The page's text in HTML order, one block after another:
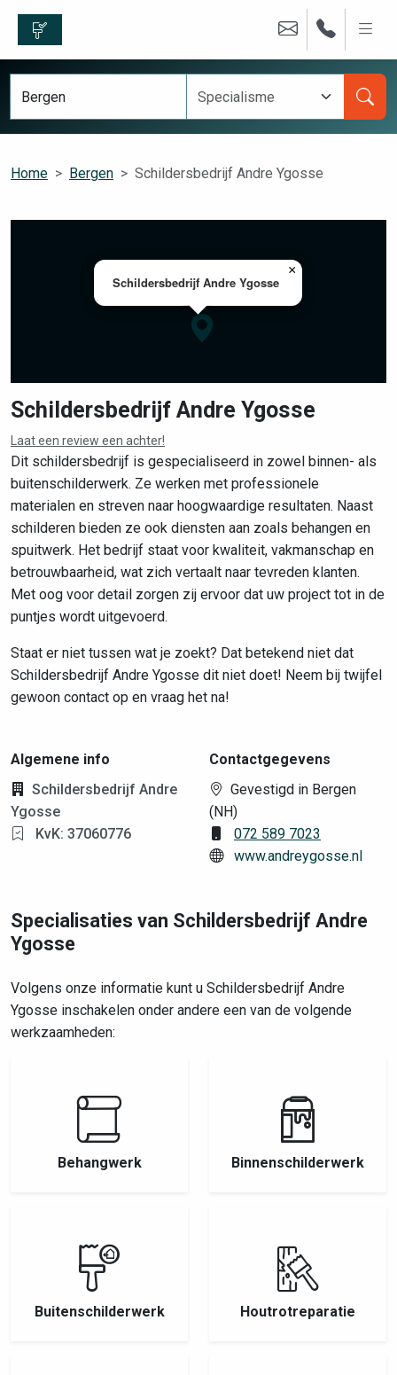
Home Bergen Schildersbedrijf Andre Ygosse
Schildersbedrijf Andre Ygosse
×
Leaflet|©OpenStreetMapcontributors
Schildersbedrijf Andre Ygosse
Laat een review een achter!
Dit schildersbedrijf is gespecialiseerd in zowel binnen- als
buitenschilderwerk. Ze werken met professionele
materialen en streven naar hoogwaardige resultaten. Naast
schilderen bieden ze ook diensten aan zoals behangen en
spuitwerk. Het bedrijf staat voor kwaliteit, vakmanschap en
betrouwbaarheid, wat zich vertaalt naar tevreden klanten.
Met oog voor detail zorgen zij ervoor dat uw project tot in de
puntjes wordt uitgevoerd.
Staat er niet tussen wat je zoekt? Dat betekend niet dat
Schildersbedrijf Andre Ygosse dit niet doet! Neem bij twijfel
gewoon contact op en vraag het na!
Algemene info
Schildersbedrijf Andre
Ygosse
KvK: 37060776
Contactgegevens
Gevestigd in Bergen
(NH)
072 589 7023
www.andreygosse.nl
Specialisaties van Schildersbedrijf Andre
Ygosse
Volgens onze informatie kunt u Schildersbedrijf Andre
Ygosse inschakelen onder andere een van de volgende
werkzaamheden:
Behangwerk Binnenschilderwerk
Buitenschilderwerk Houtrotreparatie